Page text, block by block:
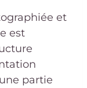
et
est
partie